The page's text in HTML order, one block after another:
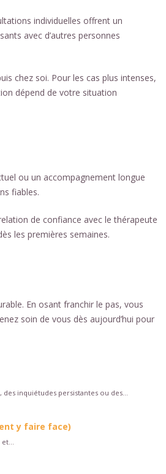
individuelles offrent un
avec d’autres personnes
chez soi. Pour les cas plus intenses,
dépend de votre situation
ou un accompagnement longue
fiables.
de confiance avec le thérapeute
les premières semaines.
En osant franchir le pas, vous
soin de vous dès aujourd’hui pour
inquiétudes persistantes ou des...
y faire face)